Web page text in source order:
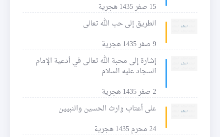
15 صفر 1435 هجرية
الطريق إلى حب الله تعالى
9 صفر 1435 هجرية
إشارة إلى محبة الله تعالى في أدعية الإمام
السجاد عليه السلام
2 صفر 1435 هجرية
على أعتاب وارث الحسين والنبيين
24 محرم 1435 هجرية